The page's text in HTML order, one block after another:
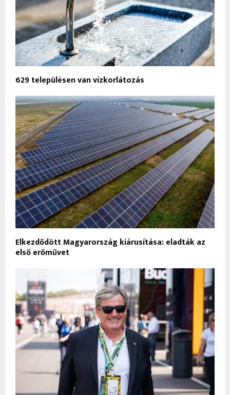
629 településen van vízkorlátozás
Elkezdődött Magyarország kiárusítása: eladták az
első erőművet